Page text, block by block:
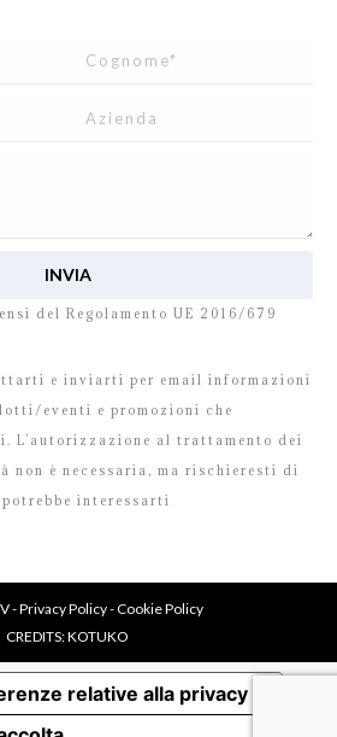
del Regolamento UE 2016/679
e inviarti per email informazioni
eventi e promozioni che
L’autorizzazione al trattamento dei
non è necessaria, ma rischieresti di
interessarti
-Privacy Policy-Cookie Policy
CREDITS:KOTUKO
relative alla privacy